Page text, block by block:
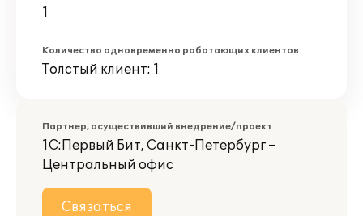
1
Количество одновременно работающих клиентов
Толстый клиент: 1
Партнер, осуществивший внедрение/проект
1С:Первый Бит, Санкт-Петербург –
Центральный офис
Связаться